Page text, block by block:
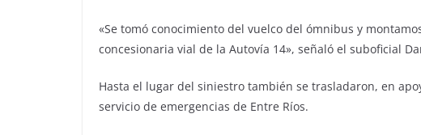
«Se tomó conocimiento del vuelco del ómnibus y
concesionaria vial de la Autovía 14», señaló el suboficial
Hasta el lugar del siniestro también se trasladaron, en
servicio de emergencias de Entre Ríos.